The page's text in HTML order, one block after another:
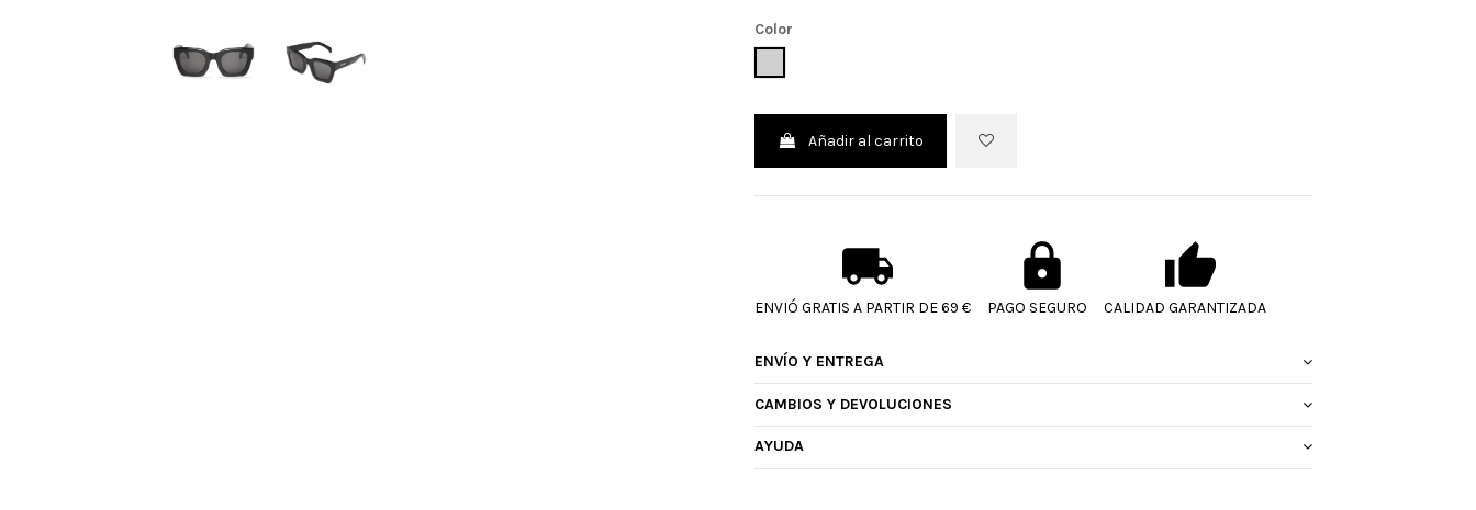
Color
Añadir al carrito
ENVIÓ GRATIS A PARTIR DE 69 € PAGO SEGURO CALIDAD GARANTIZADA
ENVÍO Y ENTREGA
CAMBIOS Y DEVOLUCIONES
AYUDA